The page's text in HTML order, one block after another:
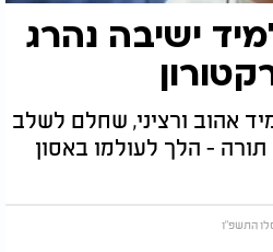
ישיבה נהרג
אהוב ורציני, שחלם לשלב
- הלך לעולמו באסון